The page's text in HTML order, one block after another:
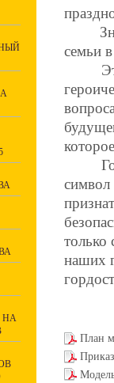
семьи
символ
только
наших
План
НА